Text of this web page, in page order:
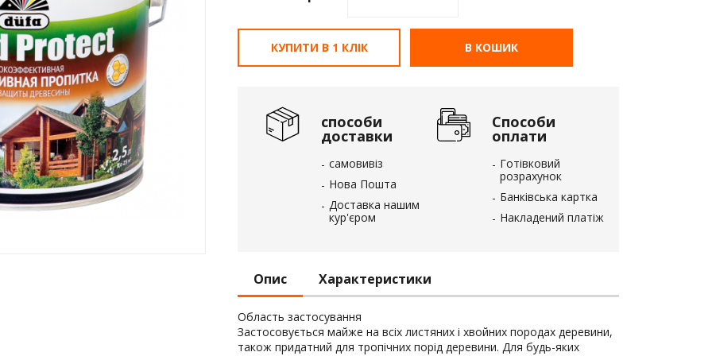
КУПИТИ В 1 КЛІК В КОШИК
способи
доставки
самовивіз
Нова Пошта
Доставка нашим
кур'єром
Способи
оплати
Готівковий
розрахунок
Банківська картка
Накладений платіж
Опис Характеристики
Область застосування
Застосовується майже на всіх листяних і хвойних породах деревини,
також придатний для тропічних порід деревини. Для будь-яких